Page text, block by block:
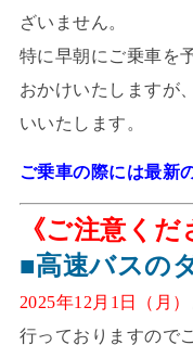
ざいません。
特に早朝にご乗車を
おかけいたしますが
いいたします。
ご乗車の際には最新
《ご注意くだ
■高速バスの
2025年12月1日（月）
行っておりますので